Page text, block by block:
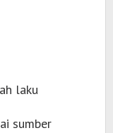
laku
sumber